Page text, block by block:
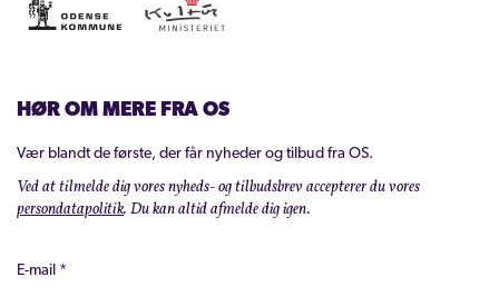
HØR OM MERE FRA OS
Vær blandt de første, der får nyheder og tilbud fra OS.
Ved at tilmelde dig vores nyheds- og tilbudsbrev accepterer du vores
persondatapolitik. Du kan altid afmelde dig igen.
E-mail *